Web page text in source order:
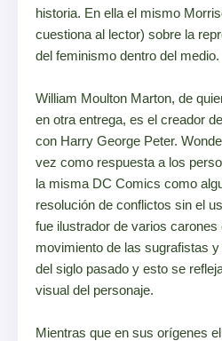
historia. En ella el mismo
cuestiona al lector) sobre la
del feminismo dentro del medio.
William Moulton Marton, de
en otra entrega, es el creador
con Harry George Peter.
vez como respuesta a los
la misma DC Comics como
resolución de conflictos sin el
fue ilustrador de varios
movimiento de las sugrafistas
del siglo pasado y esto se
visual del personaje.
Mientras que en sus orígenes